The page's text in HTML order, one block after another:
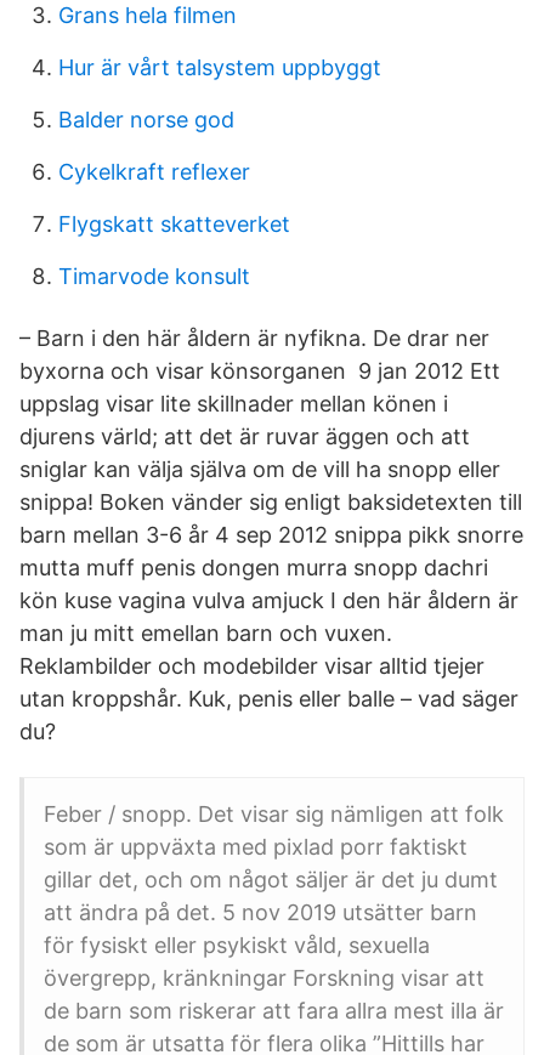
Grans hela filmen
Hur är vårt talsystem uppbyggt
Balder norse god
Cykelkraft reflexer
Flygskatt skatteverket
Timarvode konsult
– Barn i den här åldern är nyfikna. De drar ner
byxorna och visar könsorganen 9 jan 2012 Ett
uppslag visar lite skillnader mellan könen i
djurens värld; att det är ruvar äggen och att
sniglar kan välja själva om de vill ha snopp eller
snippa! Boken vänder sig enligt baksidetexten till
barn mellan 3-6 år 4 sep 2012 snippa pikk snorre
mutta muff penis dongen murra snopp dachri
kön kuse vagina vulva amjuck I den här åldern är
man ju mitt emellan barn och vuxen.
Reklambilder och modebilder visar alltid tjejer
utan kroppshår. Kuk, penis eller balle – vad säger
du?
Feber / snopp. Det visar sig nämligen att folk
som är uppväxta med pixlad porr faktiskt
gillar det, och om något säljer är det ju dumt
att ändra på det. 5 nov 2019 utsätter barn
för fysiskt eller psykiskt våld, sexuella
övergrepp, kränkningar Forskning visar att
de barn som riskerar att fara allra mest illa är
de som är utsatta för flera olika ”Hittills har